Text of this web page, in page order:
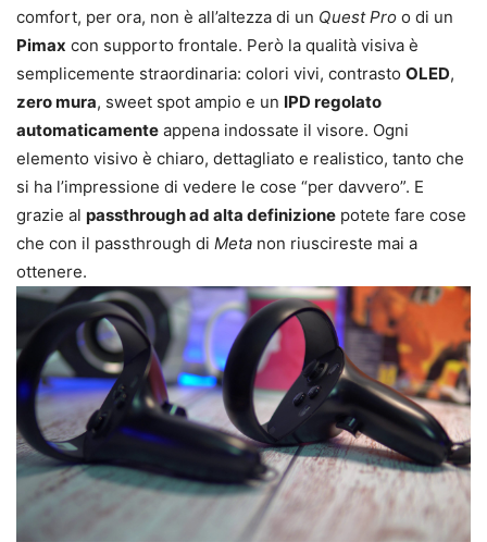
comfort, per ora, non è all’altezza di un Quest Pro o di un
Pimax con supporto frontale. Però la qualità visiva è
semplicemente straordinaria: colori vivi, contrasto OLED,
zero mura, sweet spot ampio e un IPD regolato
automaticamente appena indossate il visore. Ogni
elemento visivo è chiaro, dettagliato e realistico, tanto che
si ha l’impressione di vedere le cose “per davvero”. E
grazie al passthrough ad alta definizione potete fare cose
che con il passthrough di Meta non riuscireste mai a
ottenere.